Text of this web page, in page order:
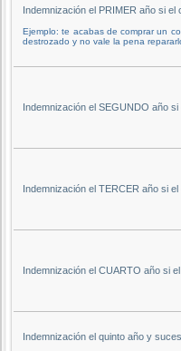
Indemnización el PRIMER año si el
Ejemplo: te acabas de comprar un
destrozado y no vale la pena
Indemnización el SEGUNDO año
Indemnización el TERCER año si
Indemnización el CUARTO año si
Indemnización el quinto año y